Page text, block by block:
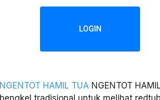
LOGIN
NGENTOT HAMIL TUA NGENTOT